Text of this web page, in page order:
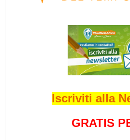
Iscriviti alla
GRATIS